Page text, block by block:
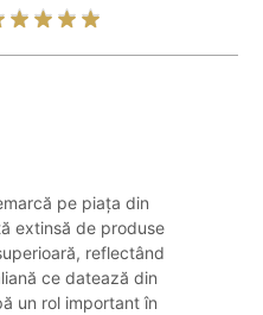
pe piața din
extinsă de produse
reflectând
ce datează din
un rol important în